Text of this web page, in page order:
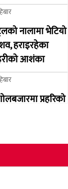
नालामा भेटियो
हराइरहेका
आशंका
प्रहरिको
घनेन्द्र